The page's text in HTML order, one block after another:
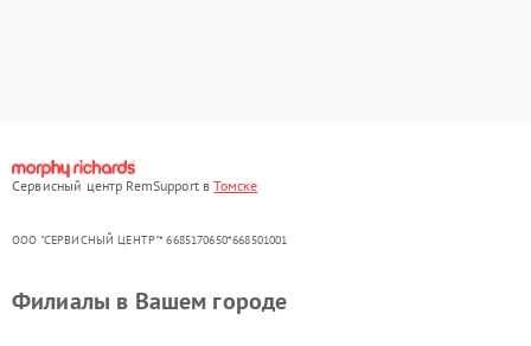
Сервисный центр RemSupport вТомске
ООО "СЕРВИСНЫЙ ЦЕНТР"* 6685170650*668501001
Филиалы в Вашем городе